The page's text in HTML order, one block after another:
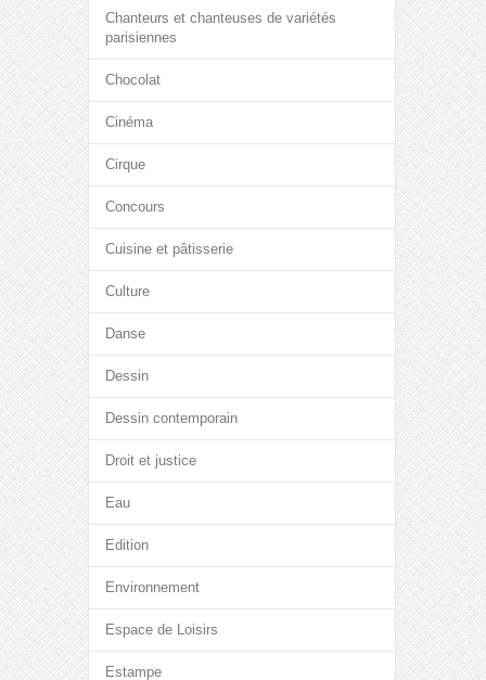
Chanteurs et chanteuses de variétés
parisiennes
Chocolat
Cinéma
Cirque
Concours
Cuisine et pâtisserie
Culture
Danse
Dessin
Dessin contemporain
Droit et justice
Eau
Edition
Environnement
Espace de Loisirs
Estampe